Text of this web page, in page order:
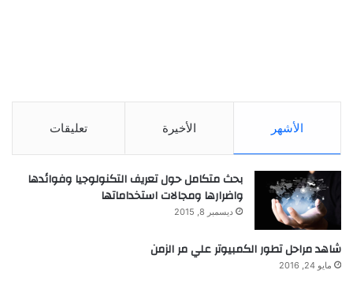
الأشهر الأخيرة تعليقات
بحث متكامل حول تعريف التكنولوجيا وفوائدها
واضرارها ومجالات استخداماتها
ديسمبر 8, 2015
شاهد مراحل تطور الكمبيوتر علي مر الزمن
مايو 24, 2016